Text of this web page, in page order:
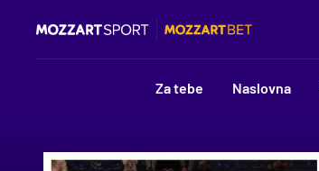
Za tebe Naslovna